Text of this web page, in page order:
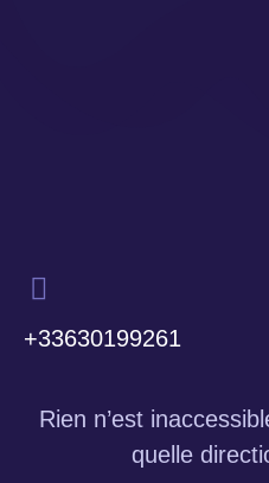
+33630199261
Rien n’est
quelle